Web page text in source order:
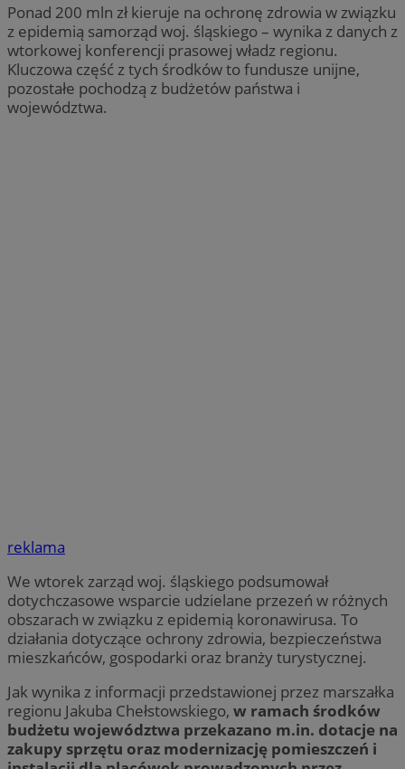
Ponad 200 mln zł kieruje na ochronę zdrowia w związku
z epidemią samorząd woj. śląskiego – wynika z danych z
wtorkowej konferencji prasowej władz regionu.
Kluczowa część z tych środków to fundusze unijne,
pozostałe pochodzą z budżetów państwa i
województwa.
reklama
We wtorek zarząd woj. śląskiego podsumował
dotychczasowe wsparcie udzielane przezeń w różnych
obszarach w związku z epidemią koronawirusa. To
działania dotyczące ochrony zdrowia, bezpieczeństwa
mieszkańców, gospodarki oraz branży turystycznej.
Jak wynika z informacji przedstawionej przez marszałka
regionu Jakuba Chełstowskiego, w ramach środków
budżetu województwa przekazano m.in. dotacje na
zakupy sprzętu oraz modernizację pomieszczeń i